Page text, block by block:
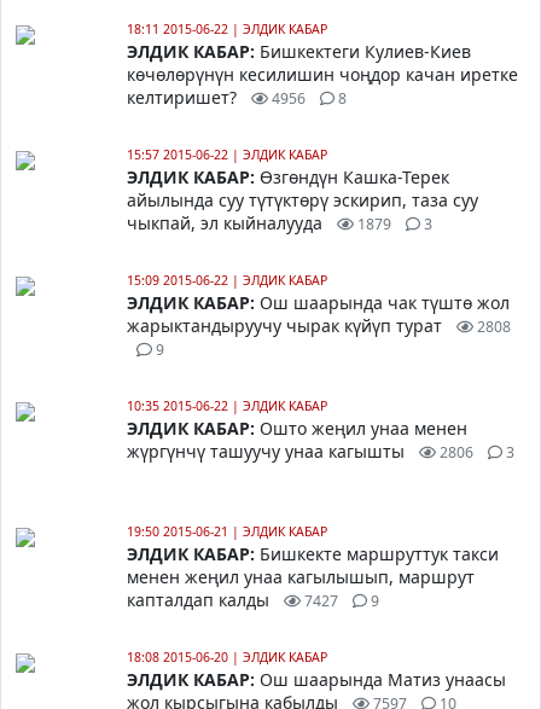
18:11 2015-06-22 | ЭЛДИК КАБАР
ЭЛДИК КАБАР: Бишкектеги Кулиев-Киев
көчөлөрүнүн кесилишин чоңдор качан иретке
келтиришет?
4956 8
15:57 2015-06-22 | ЭЛДИК КАБАР
ЭЛДИК КАБАР: Өзгөндүн Кашка-Терек
айылында суу түтүктөрү эскирип, таза суу
чыкпай, эл кыйналууда
1879 3
15:09 2015-06-22 | ЭЛДИК КАБАР
ЭЛДИК КАБАР: Ош шаарында чак түштө жол
жарыктандыруучу чырак күйүп турат
2808
9
10:35 2015-06-22 | ЭЛДИК КАБАР
ЭЛДИК КАБАР: Ошто жеңил унаа менен
жүргүнчү ташуучу унаа кагышты
2806 3
19:50 2015-06-21 | ЭЛДИК КАБАР
ЭЛДИК КАБАР: Бишкекте маршруттук такси
менен жеңил унаа кагылышып, маршрут
капталдап калды
7427 9
18:08 2015-06-20 | ЭЛДИК КАБАР
ЭЛДИК КАБАР: Ош шаарында Матиз унаасы
жол кырсыгына кабылды
7597 10